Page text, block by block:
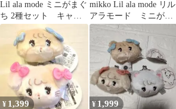
Lil ala mode ミニがまぐ
ち 2種セット キャミ
ー ラテ mikko
mikko Lil ala mode リル
アラモード ミニがま
口 ムース
¥ 1,399 ¥ 1,999